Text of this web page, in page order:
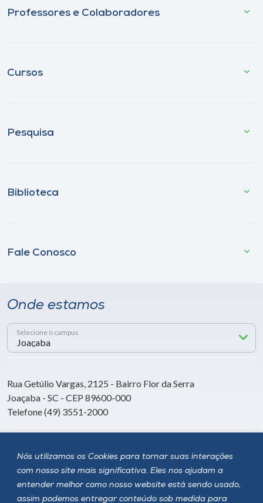
Nós utilizamos os Cookies para tornar suas interações
com nosso site mais significativa. Eles nos ajudam a
entender melhor como nosso website está sendo usado,
assim podemos entregar conteúdo sob medida para
Professores e Colaboradores
Cursos
Pesquisa
Biblioteca
Fale Conosco
Onde estamos
Selecione o campus
Rua Getúlio Vargas, 2125 - Bairro Flor da Serra
Joaçaba - SC - CEP 89600-000
Telefone (49) 3551-2000
Siga a Unoesc